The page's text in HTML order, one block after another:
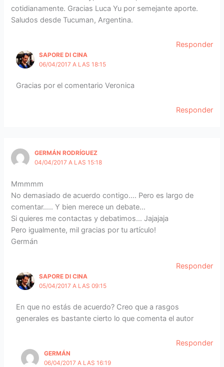
cotidianamente. Gracias Luca Yu por semejante aporte.
Saludos desde Tucuman, Argentina.
Responder
SAPORE DI CINA
06/04/2017 A LAS 18:15
Gracias por el comentario Veronica
Responder
GERMÁN RODRÍGUEZ
04/04/2017 A LAS 15:18
Mmmmm
No demasiado de acuerdo contigo…. Pero es largo de
comentar….. Y bien merece un debate…
Si quieres me contactas y debatimos… Jajajaja
Pero igualmente, mil gracias por tu artículo!
Germán
Responder
SAPORE DI CINA
05/04/2017 A LAS 09:15
En que no estás de acuerdo? Creo que a rasgos
generales es bastante cierto lo que comenta el autor
Responder
GERMÁN
06/04/2017 A LAS 16:19